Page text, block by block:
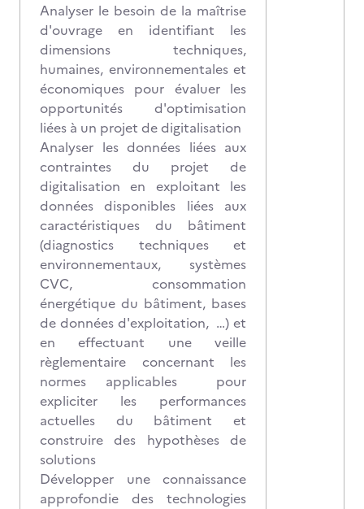
Analyser le besoin de la maîtrise
d'ouvrage en identifiant les
dimensions techniques,
humaines, environnementales et
économiques pour évaluer les
opportunités d'optimisation
liées à un projet de digitalisation
Analyser les données liées aux
contraintes du projet de
digitalisation en exploitant les
données disponibles liées aux
caractéristiques du bâtiment
(diagnostics techniques et
environnementaux, systèmes
CVC, consommation
énergétique du bâtiment, bases
de données d'exploitation, …) et
en effectuant une veille
règlementaire concernant les
normes applicables pour
expliciter les performances
actuelles du bâtiment et
construire des hypothèses de
solutions
Développer une connaissance
approfondie des technologies